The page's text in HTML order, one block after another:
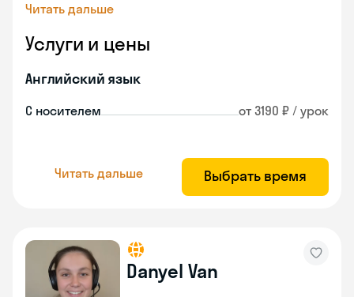
Читать дальше
Услуги и цены
Английский язык
С носителем от 3190 ₽ / урок
Читать дальше Выбрать время
Danyel Van